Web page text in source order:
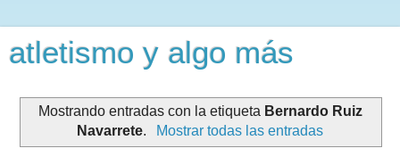
atletismo y algo más
Mostrando entradas con la etiqueta Bernardo Ruiz
Navarrete. Mostrar todas las entradas